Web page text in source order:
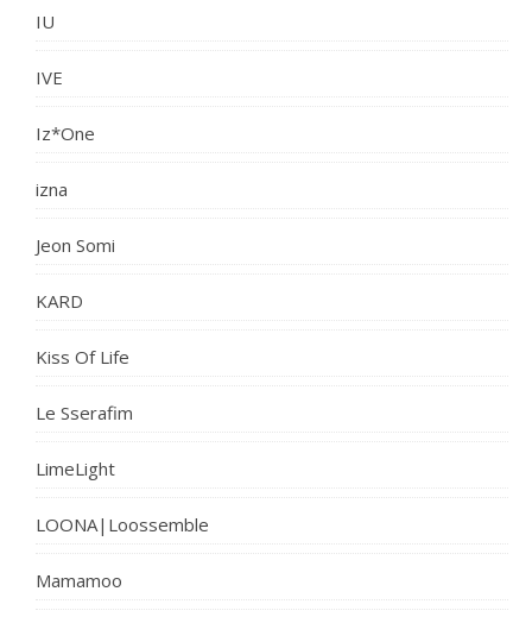
IU
IVE
Iz*One
izna
Jeon Somi
KARD
Kiss Of Life
Le Sserafim
LimeLight
LOONA|Loossemble
Mamamoo